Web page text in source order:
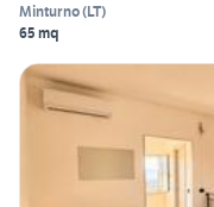
Minturno(LT)
65 mq